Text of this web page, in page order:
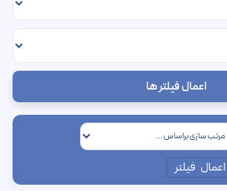
اعمال فیلتر ها
اعمال فیلتر